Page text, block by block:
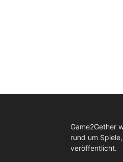
Game2Gether
rund um
veröffentlicht.